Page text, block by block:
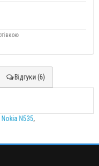
Відгуки (6)
N535,